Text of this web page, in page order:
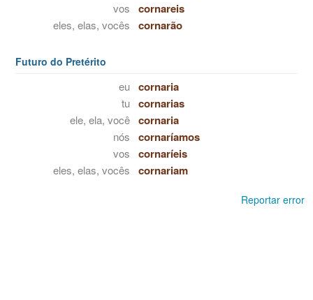
vos cornareis
eles, elas, vocês cornarão
Futuro do Pretérito
eu cornaria
tu cornarias
ele, ela, você cornaria
nós cornaríamos
vos cornaríeis
eles, elas, vocês cornariam
Reportar error